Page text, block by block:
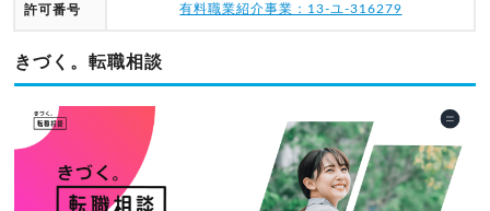
許可番号 有料職業紹介事業：13-ユ-316279
きづく。転職相談